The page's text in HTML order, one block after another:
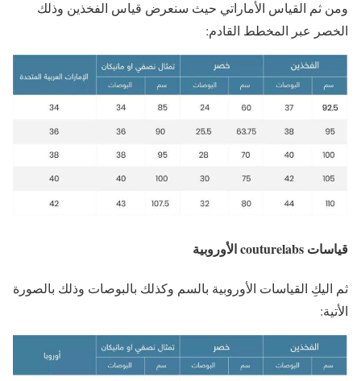
ومن ثم القياس الأماراتي حيث سنعرض قياس الفخذين وذلك
الخصر عبر المخطط القادم:
قياسات couturelabs الأوروبية
ثم اليكِ القياسات الأوروبية بالسم وكذلك بالبوصات وذلك بالصورة
الأتية: